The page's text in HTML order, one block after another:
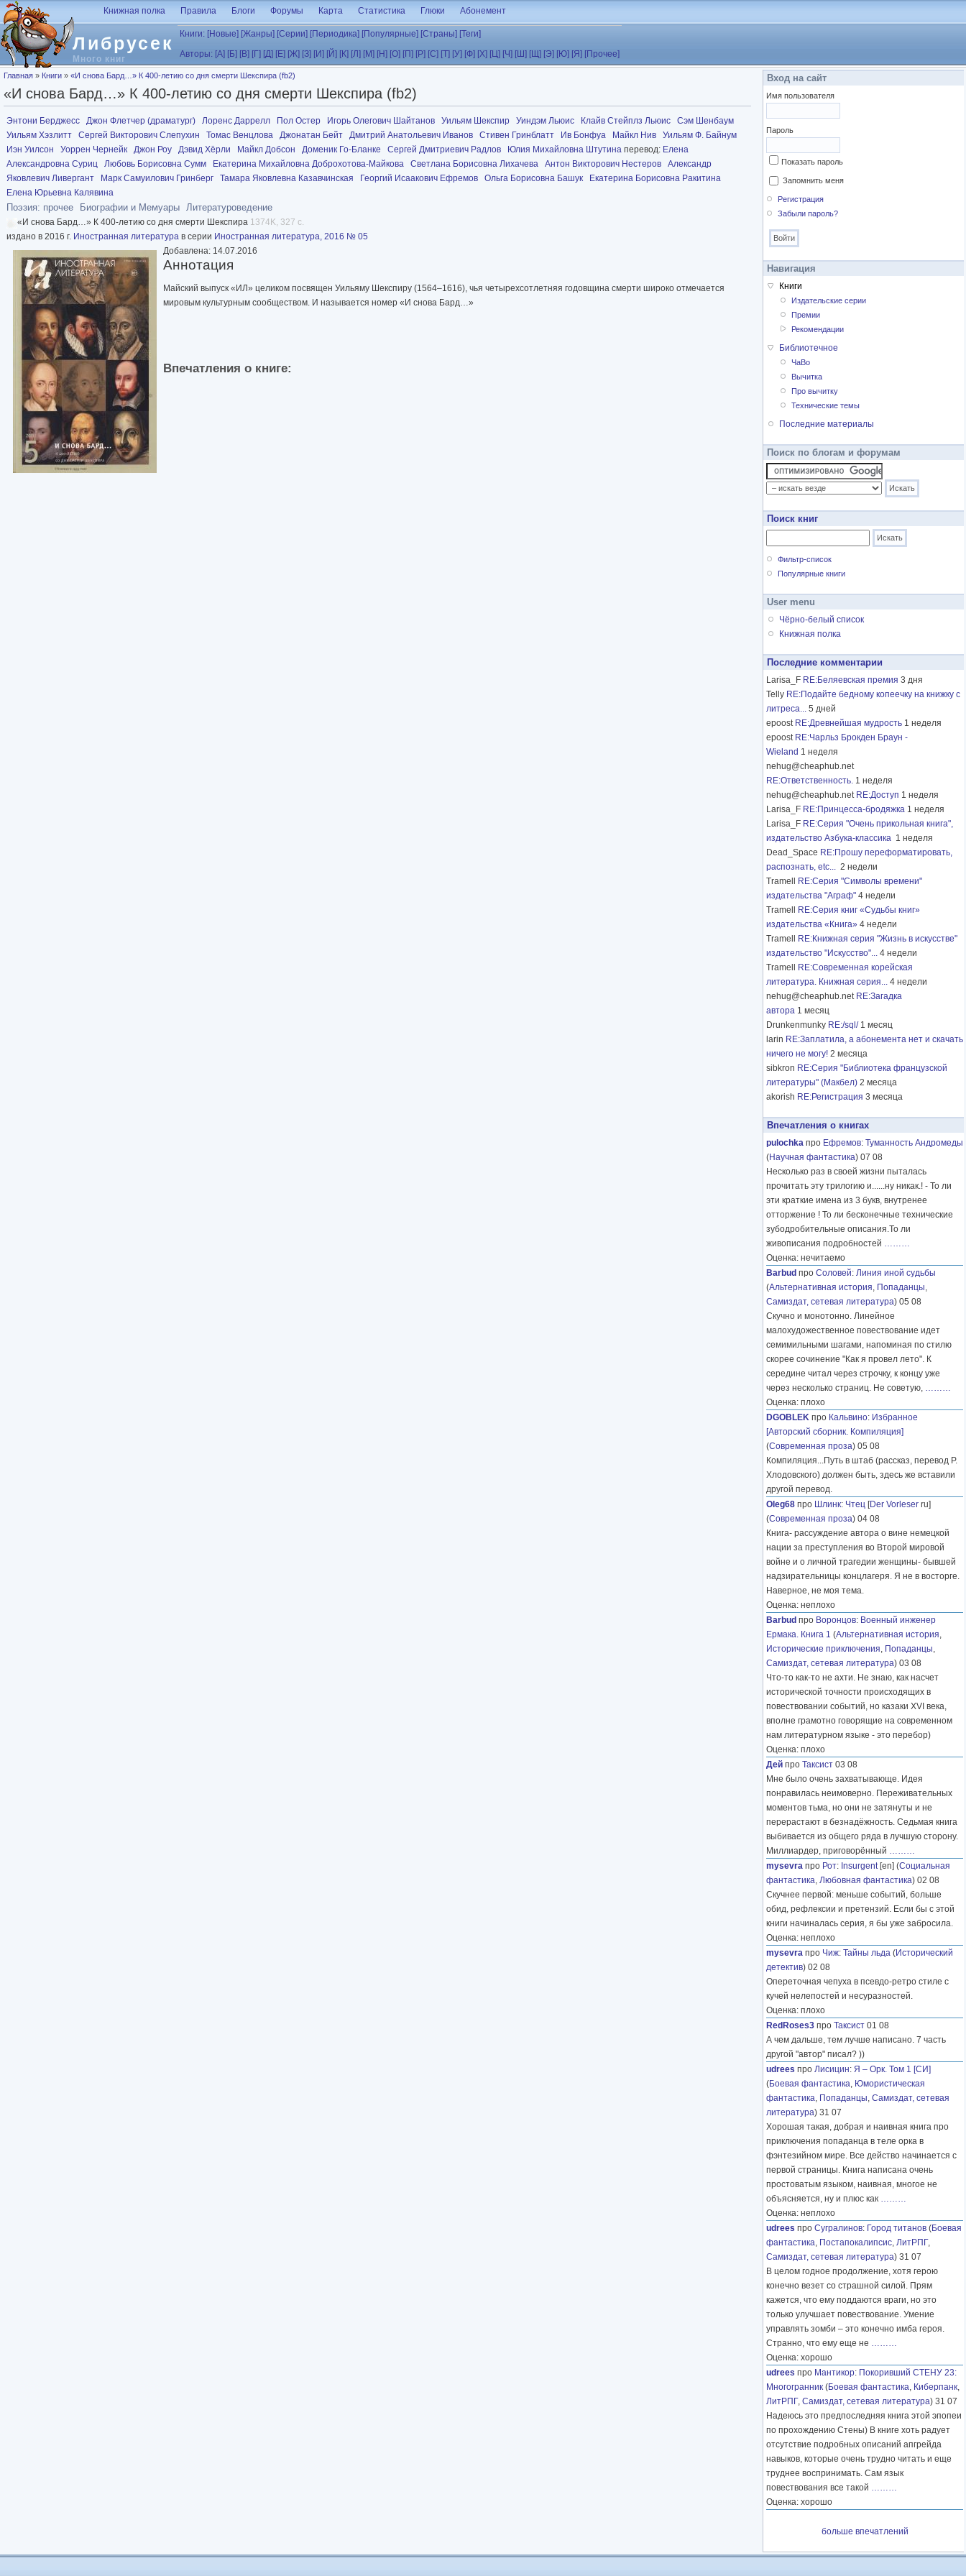
Перейти к основному содержанию
Либрусек
Много книг
Книжная полка Правила Блоги Форумы Карта Статистика Глюки Абонемент
Книги: [Новые] [Жанры] [Серии] [Периодика] [Популярные] [Страны] [Теги]
Авторы: [А] [Б] [В] [Г] [Д] [Е] [Ж] [З] [И] [Й] [К] [Л] [М] [Н] [О] [П] [Р] [С] [Т] [У] [Ф] [Х] [Ц] [Ч] [Ш] [Щ] [Э] [Ю] [Я] [Прочее]
Вы здесь
Главная » Книги » «И снова Бард…» К 400-летию со дня смерти Шекспира (fb2)
«И снова Бард…» К 400-летию со дня смерти Шекспира (fb2)
Энтони Берджесс Джон Флетчер (драматург) Лоренс Даррелл Пол Остер Игорь Олегович Шайтанов Уильям Шекспир Уиндэм Льюис Клайв Стейплз Льюис
Сэм Шенбаум
Уильям Хэзлитт
Сергей Викторович Слепухин Томас Венцлова Джонатан Бейт Дмитрий Анатольевич Иванов Cтивен Гринблатт Ив Бонфуа Майкл Нив
Уильям Ф. Байнум
Иэн Уилсон
Уоррен Чернейк Джон Роу Дэвид Хёрли Майкл Добсон Доменик Го-Бланке Сергей Дмитриевич Радлов Юлия Михайловна Штутина перевод: Елена
Александровна Суриц
Любовь Борисовна Сумм Екатерина Михайловна Доброхотова-Майкова Светлана Борисовна Лихачева Антон Викторович Нестеров
Александр
Яковлевич Ливергант
Марк Самуилович Гринберг Тамара Яковлевна Казавчинская Георгий Исаакович Ефремов Ольга Борисовна Башук
Екатерина Борисовна Ракитина
Елена Юрьевна Калявина
Поэзия: прочее Биографии и Мемуары Литературоведение
«И снова Бард…» К 400-летию со дня смерти Шекспира 1374K, 327 с.
издано в 2016 г. Иностранная литература в серии Иностранная литература, 2016 № 05
Добавлена: 14.07.2016
Аннотация
Майский выпуск «ИЛ» целиком посвящен Уильяму Шекспиру (1564–1616), чья четырехсотлетняя годовщина смерти широко отмечается
мировым культурным сообществом. И называется номер «И снова Бард…»
Впечатления о книге:
Вход на сайт
Имя пользователя
Пароль
Показать пароль
Запомнить меня
Регистрация
Забыли пароль?
Навигация
Книги
Издательские серии
Премии
Рекомендации
Библиотечное
ЧаВо
Вычитка
Про вычитку
Технические темы
Последние материалы
Поиск по блогам и форумам
Поиск книг
Фильтр-список
Популярные книги
User menu
Чёрно-белый список
Книжная полка
Последние комментарии
Larisa_F RE:Беляевская премия 3 дня
Telly RE:Подайте бедному копеечку на книжку с
литреса... 5 дней
epoost RE:Древнейшая мудрость 1 неделя
epoost RE:Чарльз Брокден Браун -
Wieland 1 неделя
nehug@cheaphub.net
RE:Ответственность. 1 неделя
nehug@cheaphub.net RE:Доступ 1 неделя
Larisa_F RE:Принцесса-бродяжка 1 неделя
Larisa_F RE:Серия "Очень прикольная книга",
издательство Азбука-классика 1 неделя
Dead_Space RE:Прошу переформатировать,
распознать, etc... 2 недели
Tramell
RE:Серия "Символы времени"
издательства "Аграф" 4 недели
Tramell
RE:Серия книг «Судьбы книг»
издательства «Книга» 4 недели
Tramell
RE:Книжная серия "Жизнь в искусстве"
издательство "Искусство"... 4 недели
Tramell
RE:Современная корейская
литература. Книжная серия... 4 недели
nehug@cheaphub.net RE:Загадка
автора 1 месяц
Drunkenmunky RE:/sql/ 1 месяц
larin RE:Заплатила, а абонемента нет и скачать
ничего не могу! 2 месяца
sibkron RE:Серия "Библиотека французской
литературы" (Макбел) 2 месяца
akorish RE:Регистрация 3 месяца
Впечатления о книгах
pulochka про Ефремов: Туманность Андромеды
(Научная фантастика) 07 08
Несколько раз в своей жизни пыталась
прочитать эту трилогию и......ну никак.! - То ли
эти краткие имена из 3 букв, внутренее
отторжение ! То ли бесконечные технические
зубодробительные описания.То ли
живописания подробностей ………
Оценка: нечитаемо
Barbud про Соловей: Линия иной судьбы
(Альтернативная история, Попаданцы,
Самиздат, сетевая литература) 05 08
Скучно и монотонно. Линейное
малохудожественное повествование идет
семимильными шагами, напоминая по стилю
скорее сочинение "Как я провел лето". К
середине читал через строчку, к концу уже
через несколько страниц. Не советую, ………
Оценка: плохо
DGOBLEK про Кальвино: Избранное
[Авторский сборник. Компиляция]
(Современная проза) 05 08
Компиляция...Путь в штаб (рассказ, перевод Р.
Хлодовского) должен быть, здесь же вставили
другой перевод.
Oleg68 про Шлинк: Чтец [Der Vorleser ru]
(Современная проза) 04 08
Книга- рассуждение автора о вине немецкой
нации за преступления во Второй мировой
войне и о личной трагедии женщины- бывшей
надзирательницы концлагеря. Я не в восторге.
Наверное, не моя тема.
Оценка: неплохо
Barbud про Воронцов: Военный инженер
Ермака. Книга 1 (Альтернативная история,
Исторические приключения, Попаданцы,
Самиздат, сетевая литература) 03 08
Что-то как-то не ахти. Не знаю, как насчет
исторической точности происходящих в
повествовании событий, но казаки XVI века,
вполне грамотно говорящие на современном
нам литературном языке - это перебор)
Оценка: плохо
Дей про Таксист 03 08
Мне было очень захватывающе. Идея
понравилась неимоверно. Переживательных
моментов тьма, но они не затянуты и не
перерастают в безнадёжность. Седьмая книга
выбивается из общего ряда в лучшую сторону.
Миллиардер, приговорённый ………
mysevra про Рот: Insurgent[en] (Социальная
фантастика, Любовная фантастика) 02 08
Скучнее первой: меньше событий, больше
обид, рефлексии и претензий. Если бы с этой
книги начиналась серия, я бы уже забросила.
Оценка: неплохо
mysevra про Чиж: Тайны льда (Исторический
детектив) 02 08
Опереточная чепуха в псевдо-ретро стиле с
кучей нелепостей и несуразностей.
Оценка: плохо
RedRoses3 про Таксист 01 08
А чем дальше, тем лучше написано. 7 часть
другой "автор" писал? ))
udrees про Лисицин: Я – Орк. Том 1 [СИ]
(Боевая фантастика, Юмористическая
фантастика, Попаданцы, Самиздат, сетевая
литература) 31 07
Хорошая такая, добрая и наивная книга про
приключения попаданца в теле орка в
фэнтезийном мире. Все действо начинается с
первой страницы. Книга написана очень
простоватым языком, наивная, многое не
объясняется, ну и плюс как ………
Оценка: неплохо
udrees про Сугралинов: Город титанов (Боевая
фантастика, Постапокалипсис, ЛитРПГ,
Самиздат, сетевая литература) 31 07
В целом годное продолжение, хотя герою
конечно везет со страшной силой. Прям
кажется, что ему поддаются враги, но это
только улучшает повествование. Умение
управлять зомби – это конечно имба героя.
Странно, что ему еще не ………
Оценка: хорошо
udrees про Мантикор: Покоривший СТЕНУ 23:
Многогранник (Боевая фантастика, Киберпанк,
ЛитРПГ, Самиздат, сетевая литература) 31 07
Надеюсь это предпоследняя книга этой эпопеи
по прохождению Стены) В книге хоть радует
отсутствие подробных описаний апгрейда
навыков, которые очень трудно читать и еще
труднее воспринимать. Сам язык
повествования все такой ………
Оценка: хорошо
больше впечатлений